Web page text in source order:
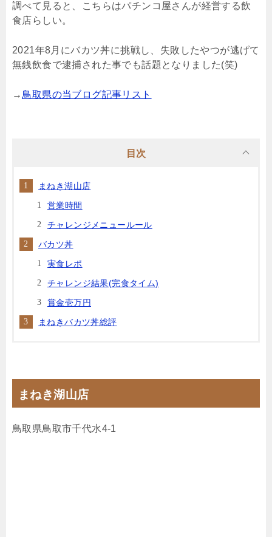
調べて見ると、こちらはパチンコ屋さんが経営する飲
食店らしい。
2021年8月にバカツ丼に挑戦し、失敗したやつが逃げて
無銭飲食で逮捕された事でも話題となりました(笑)
→ 鳥取県の当ブログ記事リスト
目次
まねき湖山店
営業時間
チャレンジメニュールール
バカツ丼
実食レポ
チャレンジ結果(完食タイム)
賞金壱万円
まねきバカツ丼総評
まねき湖山店
鳥取県鳥取市千代水4-1